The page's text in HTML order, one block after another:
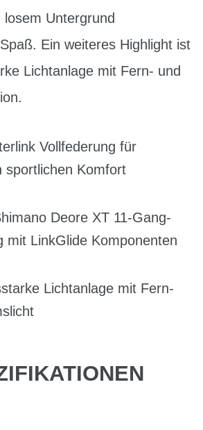
Untergrund
Ein weiteres Highlight ist
Lichtanlage mit Fern- und
Vollfederung für
sportlichen Komfort
Deore XT 11-Gang-
mit LinkGlide Komponenten
Lichtanlage mit Fern-